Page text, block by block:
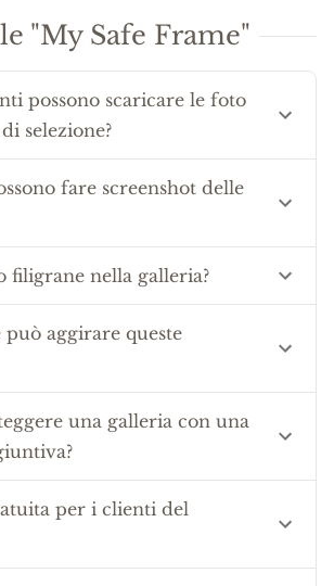
"My Safe Frame"
possono scaricare le foto
selezione?
fare screenshot delle
filigrane nella galleria?
aggirare queste
una galleria con una
per i clienti del